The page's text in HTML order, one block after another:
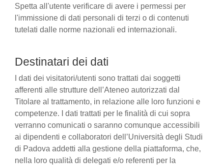
Spetta all'utente verificare di avere i permessi per
l'immissione di dati personali di terzi o di contenuti
tutelati dalle norme nazionali ed internazionali.
Destinatari dei dati
I dati dei visitatori/utenti sono trattati dai soggetti
afferenti alle strutture dell’Ateneo autorizzati dal
Titolare al trattamento, in relazione alle loro funzioni e
competenze. I dati trattati per le finalità di cui sopra
verranno comunicati o saranno comunque accessibili
ai dipendenti e collaboratori dell’Università degli Studi
di Padova addetti alla gestione della piattaforma, che,
nella loro qualità di delegati e/o referenti per la